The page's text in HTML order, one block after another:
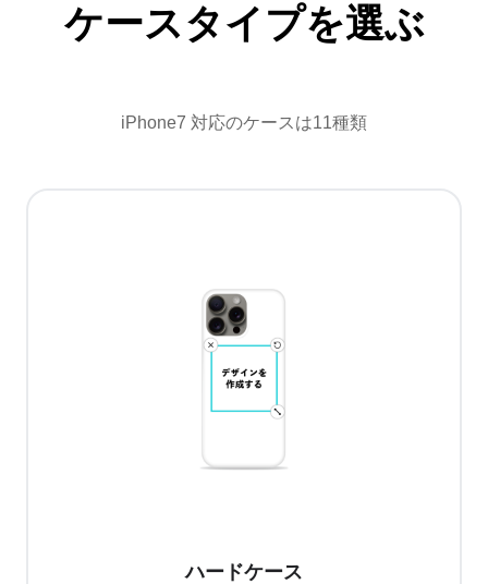
ケースタイプを選ぶ
iPhone7 対応のケースは11種類
ハードケース